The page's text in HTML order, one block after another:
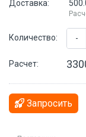
Доставка:
Количество: -
Расчет:
Запросить